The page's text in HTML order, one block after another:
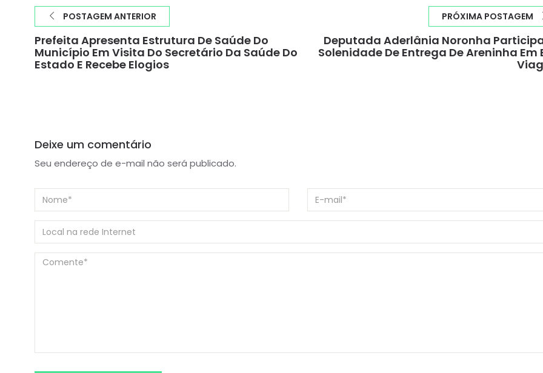
POSTAGEM ANTERIOR
Prefeita Apresenta Estrutura De Saúde Do
Município Em Visita Do Secretário Da Saúde Do
Estado E Recebe Elogios
PRÓXIMA POSTAGEM
Deputada Aderlânia Noronha
Solenidade De Entrega De Areninha Em
Deixe um comentário
Seu endereço de e-mail não será publicado.